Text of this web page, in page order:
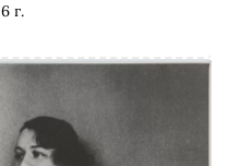
г.